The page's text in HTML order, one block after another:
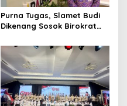
Purna Tugas, Slamet Budi
Dikenang Sosok Birokrat
Generasi ASN